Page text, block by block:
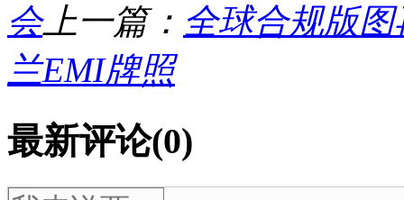
会上一篇： 全球合规版
兰EMI牌照
最新评论(0)